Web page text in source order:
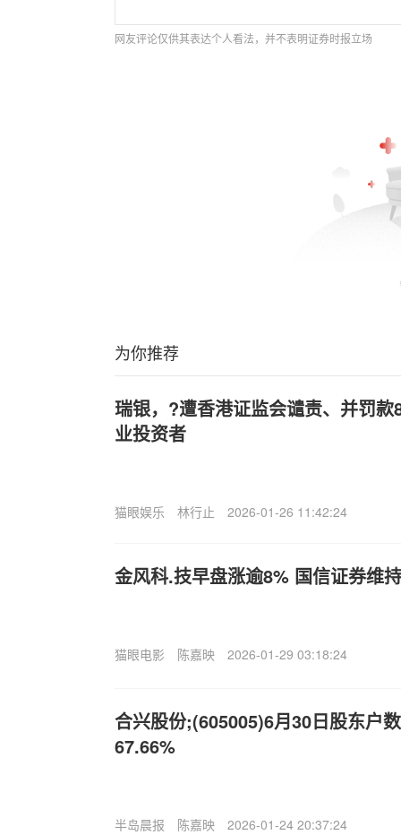
网友评论仅供其表达个人看法，并不表明证券时报立场
为你推荐
瑞银，?遭香港证监会谴责、并罚
业投资者
猫眼娱乐 林行止 2026-01-26 11:42:24
金风科.技早盘涨逾8% 国信证券维
猫眼电影 陈嘉映 2026-01-29 03:18:24
合兴股份;(605005)6月30日股东户
67.66%
半岛晨报 陈嘉映 2026-01-24 20:37:24